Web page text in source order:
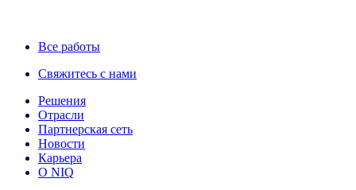
Все работы
Свяжитесь с нами
Решения
Отрасли
Партнерская сеть
Новости
Карьера
О NIQ